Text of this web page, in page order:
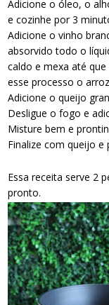
Adicione o óleo, o
e cozinhe por 3
Adicione o vinho
absorvido todo o
caldo e mexa até
esse processo o
Adicione o queijo
Desligue o fogo e
Misture bem e
Finalize com queijo e
Essa receita serve 2
pronto.